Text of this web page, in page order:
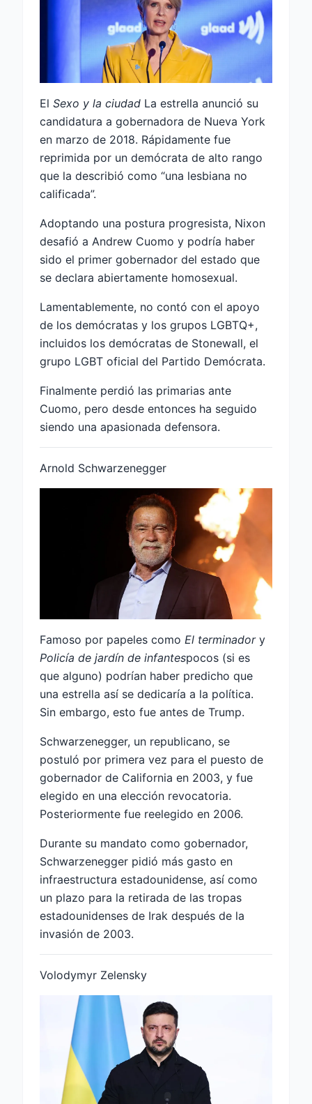
El Sexo y la ciudad La estrella anunció su
candidatura a gobernadora de Nueva York
en marzo de 2018. Rápidamente fue
reprimida por un demócrata de alto rango
que la describió como “una lesbiana no
calificada”.
Adoptando una postura progresista, Nixon
desafió a Andrew Cuomo y podría haber
sido el primer gobernador del estado que
se declara abiertamente homosexual.
Lamentablemente, no contó con el apoyo
de los demócratas y los grupos LGBTQ+,
incluidos los demócratas de Stonewall, el
grupo LGBT oficial del Partido Demócrata.
Finalmente perdió las primarias ante
Cuomo, pero desde entonces ha seguido
siendo una apasionada defensora.
Arnold Schwarzenegger
Famoso por papeles como El terminadory
Policía de jardín de infantespocos (si es
que alguno) podrían haber predicho que
una estrella así se dedicaría a la política.
Sin embargo, esto fue antes de Trump.
Schwarzenegger, un republicano, se
postuló por primera vez para el puesto de
gobernador de California en 2003, y fue
elegido en una elección revocatoria.
Posteriormente fue reelegido en 2006.
Durante su mandato como gobernador,
Schwarzenegger pidió más gasto en
infraestructura estadounidense, así como
un plazo para la retirada de las tropas
estadounidenses de Irak después de la
invasión de 2003.
Volodymyr Zelensky